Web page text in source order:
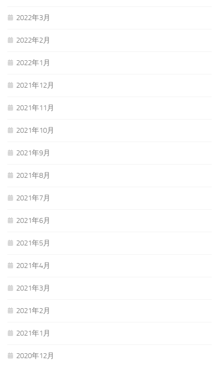
2022年3月
2022年2月
2022年1月
2021年12月
2021年11月
2021年10月
2021年9月
2021年8月
2021年7月
2021年6月
2021年5月
2021年4月
2021年3月
2021年2月
2021年1月
2020年12月